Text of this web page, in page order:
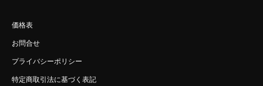
価格表
お問合せ
プライバシーポリシー
特定商取引法に基づく表記